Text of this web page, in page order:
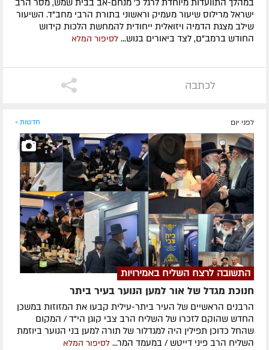
במהלך התוועדות מיוחדת לרגל כ' מנחם-אב בבית שמש, מסר הרב
ישראל מרילוס שיעור מעמיק וראשוני בתורת הרבי מחב"ד. השיעור
שילב מצגת הדמיה ויזואלית ייחודית להמחשת הלכות קידוש
החודש ברמב"ם, לצד ביאורים בנוש... לסיפור המלא
לכתבה
לפני יום חדשות »
התשובה לרצח השליח באמירויות
חנוכת מגדל של אור למען הנוער בעיר ביתר
הרבנים הראשיים של העיר ביתר-עילית קבעו את המזוזות במשכן
החדש שהוקם לזכרו של השליח הרב צבי קוגן הי"ד / המקום
שהחל כדוכן תפילין היה למגדלור של תורה למען בני הנוער ביוזמת
השליח הרב פיני דייטש / במעמד המר... לסיפור המלא